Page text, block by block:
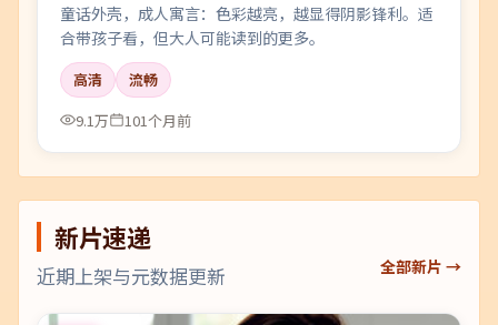
童话外壳，成人寓言：色彩越亮，越显得阴影锋利。适
合带孩子看，但大人可能读到的更多。
高清
流畅
9.1万
101个月前
新片速递
近期上架与元数据更新 全部新片 →